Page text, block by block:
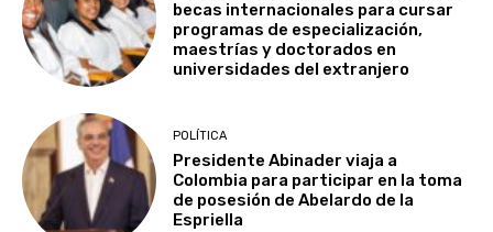
becas internacionales para cursar
programas de especialización,
maestrías y doctorados en
universidades del extranjero
POLÍTICA
Presidente Abinader viaja a
Colombia para participar en la toma
de posesión de Abelardo de la
Espriella